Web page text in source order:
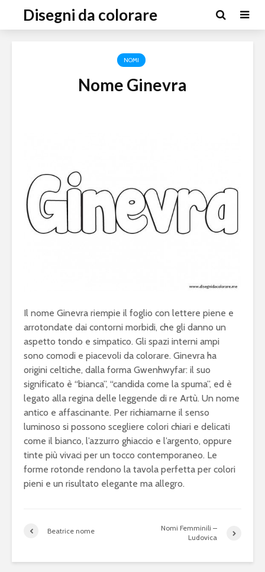
Disegni da colorare
NOMI
Nome Ginevra
Il nome Ginevra riempie il foglio con lettere piene e
arrotondate dai contorni morbidi, che gli danno un
aspetto tondo e simpatico. Gli spazi interni ampi
sono comodi e piacevoli da colorare. Ginevra ha
origini celtiche, dalla forma Gwenhwyfar: il suo
significato è “bianca”, “candida come la spuma”, ed è
legato alla regina delle leggende di re Artù. Un nome
antico e affascinante. Per richiamarne il senso
luminoso si possono scegliere colori chiari e delicati
come il bianco, l’azzurro ghiaccio e l’argento, oppure
tinte più vivaci per un tocco contemporaneo. Le
forme rotonde rendono la tavola perfetta per colori
pieni e un risultato elegante ma allegro.
Beatrice nome
Nomi Femminili –
Ludovica